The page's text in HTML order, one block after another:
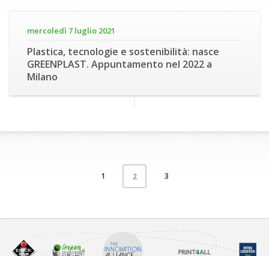
mercoledì 7 luglio 2021
Plastica, tecnologie e sostenibilità: nasce
GREENPLAST. Appuntamento nel 2022 a
Milano
1 2 3